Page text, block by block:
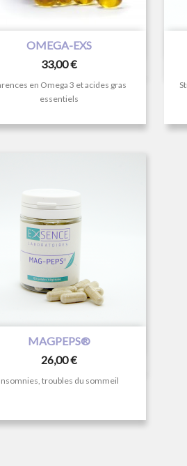
OMEGA-EXS
Prix
33,00 €
en Omega 3 et acides gras
essentiels
Aperçu rapide
MAGPEPS®
Prix
26,00 €
troubles du sommeil
Aperçu rapide